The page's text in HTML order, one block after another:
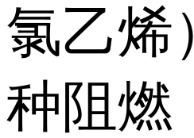
氯乙烯
种阻燃